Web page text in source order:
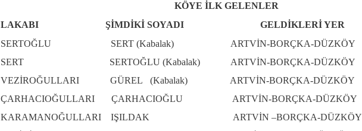
KÖYE İLK GELENLER
LAKABI ŞİMDİKİ SOYADI GELDİKLERİ YER
SERTOĞLU SERT (Kabalak) ARTVİN-BORÇKA-DÜZKÖY
SERT SERTOĞLU (Kabalak) ARTVİN-BORÇKA-DÜZKÖY
VEZİROĞULLARI GÜREL (Kabalak) ARTVİN-BORÇKA-DÜZKÖY
ÇARHACIOĞULLARI ÇARHACIOĞLU ARTVİN-BORÇKA-DÜZKÖY
KARAMANOĞULLARI IŞILDAK ARTVİN –BORÇKA-DÜZKÖY